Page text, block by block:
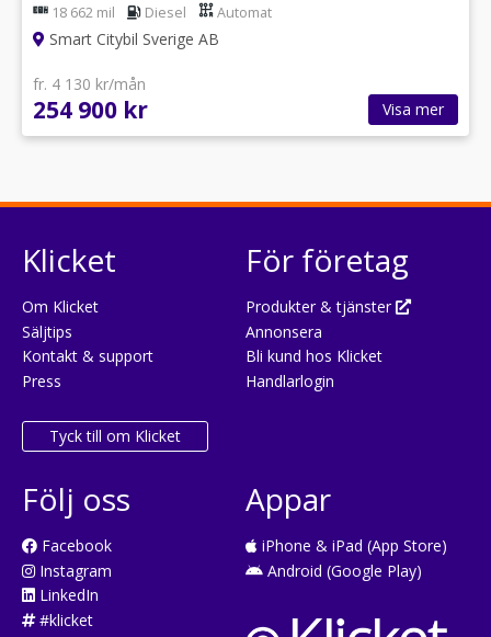
18 662 mil Diesel Automat
Smart Citybil Sverige AB
fr. 4 130 kr/mån
254 900 kr Visa mer
Klicket
Om Klicket
Säljtips
Kontakt & support
Press
Tyck till om Klicket
För företag
Produkter & tjänster
Annonsera
Bli kund hos Klicket
Handlarlogin
Följ oss
Facebook
Instagram
LinkedIn
#klicket
Appar
iPhone & iPad (App Store)
Android (Google Play)